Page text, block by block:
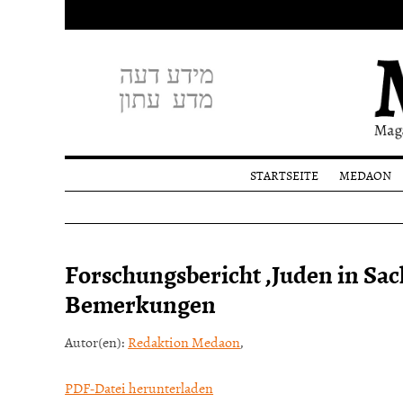
STARTSEITE
MEDAON
Forschungsbericht ‚Juden in
Bemerkungen
Autor(en): Redaktion Medaon,
PDF-Datei herunterladen